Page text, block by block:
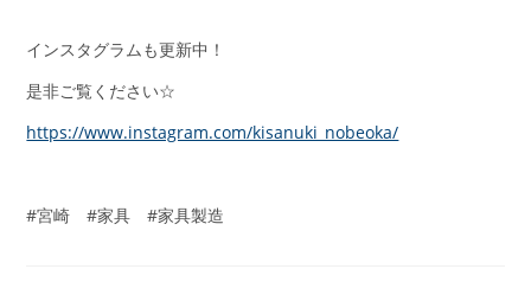
インスタグラムも更新中！
是非ご覧ください☆
https://www.instagram.com/kisanuki_nobeoka/
#宮崎 #家具 #家具製造